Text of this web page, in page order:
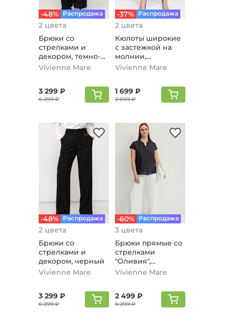
-48% Распродажа
2 цвета
Брюки со
стрелками и
декором, темно-
синий
Vivienne Mare
3 299 ₽
6 299 ₽
-37% Распродажа
2 цвета
Кюлоты широкие
с застежкой на
молнии,
коричневый
Vivienne Mare
1 699 ₽
2 699 ₽
-48% Распродажа
2 цвета
Брюки со
стрелками и
декором, черный
Vivienne Mare
3 299 ₽
6 299 ₽
-60% Распродажа
3 цвета
Брюки прямые со
стрелками
"Оливия",
Молочный
Vivienne Mare
2 499 ₽
6 299 ₽